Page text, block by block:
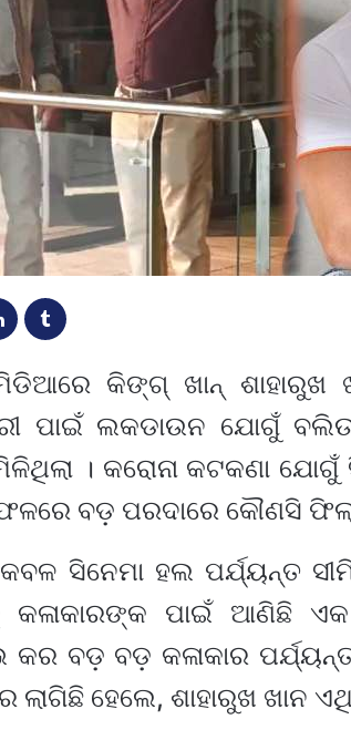
କିଙ୍ଗ୍ ଖାନ୍ ଶାହାରୁଖ
ପାଇଁ ଲକଡାଉନ ଯୋଗୁଁ
। କରୋନା କଟକଣା ଯୋଗୁଁ
ବଡ଼ ପରଦାରେ କୌଣସି
ସିନେମା ହଲ ପର୍ଯ୍ୟନ୍ତ
କଳାକାରଙ୍କ ପାଇଁ ଆଣିଛି
କର ବଡ଼ ବଡ଼ କଳାକାର
ଲାଗିଛି ହେଲେ, ଶାହାରୁଖ ଖାନ